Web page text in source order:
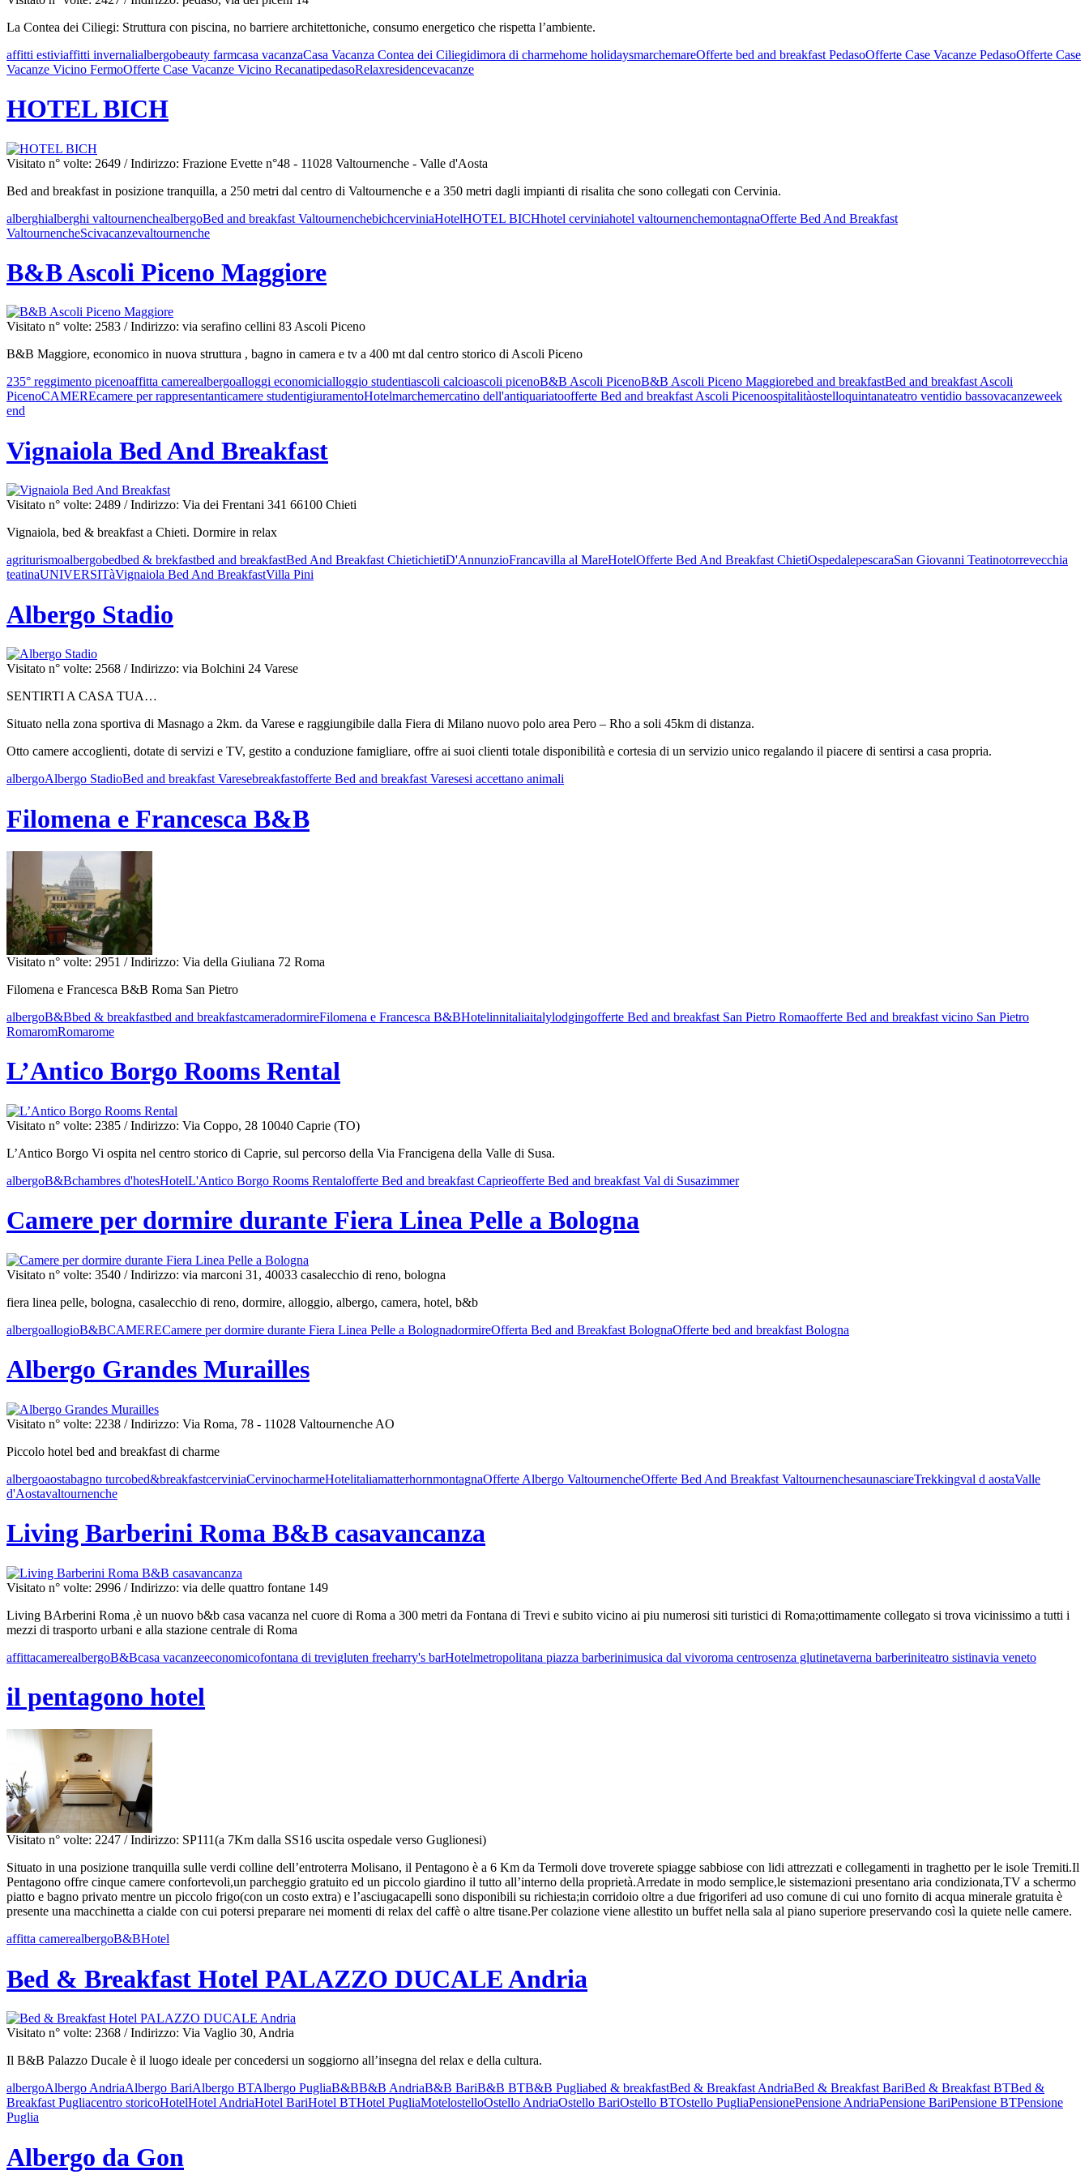
La Contea dei Ciliegi: Struttura con piscina, no barriere architettoniche, consumo energetico che rispetta l’ambiente.
affitti estiviaffitti invernalialbergobeauty farmcasa vacanzaCasa Vacanza Contea dei Ciliegidimora di charmehome holidaysmarchemareOfferte bed and breakfast PedasoOfferte Case Vacanze PedasoOfferte Case
Vacanze Vicino FermoOfferte Case Vacanze Vicino RecanatipedasoRelaxresidencevacanze
HOTEL BICH
Visitato n° volte: 2649 / Indirizzo: Frazione Evette n°48 - 11028 Valtournenche - Valle d'Aosta
Bed and breakfast in posizione tranquilla, a 250 metri dal centro di Valtournenche e a 350 metri dagli impianti di risalita che sono collegati con Cervinia.
alberghialberghi valtournenchealbergoBed and breakfast ValtournenchebichcerviniaHotelHOTEL BICHhotel cerviniahotel valtournenchemontagnaOfferte Bed And Breakfast
ValtournencheScivacanzevaltournenche
B&B Ascoli Piceno Maggiore
Visitato n° volte: 2583 / Indirizzo: via serafino cellini 83 Ascoli Piceno
B&B Maggiore, economico in nuova struttura , bagno in camera e tv a 400 mt dal centro storico di Ascoli Piceno
235° reggimento picenoaffitta camerealbergoalloggi economicialloggio studentiascoli calcioascoli picenoB&B Ascoli PicenoB&B Ascoli Piceno Maggiorebed and breakfastBed and breakfast Ascoli
PicenoCAMEREcamere per rappresentanticamere studentigiuramentoHotelmarchemercatino dell'antiquariatoofferte Bed and breakfast Ascoli Picenoospitalitàostelloquintanateatro ventidio bassovacanzeweek
end
Vignaiola Bed And Breakfast
Visitato n° volte: 2489 / Indirizzo: Via dei Frentani 341 66100 Chieti
Vignaiola, bed & breakfast a Chieti. Dormire in relax
agriturismoalbergobedbed & brekfastbed and breakfastBed And Breakfast ChietichietiD'AnnunzioFrancavilla al MareHotelOfferte Bed And Breakfast ChietiOspedalepescaraSan Giovanni Teatinotorrevecchia
teatinaUNIVERSITàVignaiola Bed And BreakfastVilla Pini
Albergo Stadio
Visitato n° volte: 2568 / Indirizzo: via Bolchini 24 Varese
SENTIRTI A CASA TUA…
Situato nella zona sportiva di Masnago a 2km. da Varese e raggiungibile dalla Fiera di Milano nuovo polo area Pero – Rho a soli 45km di distanza.
Otto camere accoglienti, dotate di servizi e TV, gestito a conduzione famigliare, offre ai suoi clienti totale disponibilità e cortesia di un servizio unico regalando il piacere di sentirsi a casa propria.
albergoAlbergo StadioBed and breakfast Varesebreakfastofferte Bed and breakfast Varesesi accettano animali
Filomena e Francesca B&B
Visitato n° volte: 2951 / Indirizzo: Via della Giuliana 72 Roma
Filomena e Francesca B&B Roma San Pietro
albergoB&Bbed & breakfastbed and breakfastcameradormireFilomena e Francesca B&BHotelinnitaliaitalylodgingofferte Bed and breakfast San Pietro Romaofferte Bed and breakfast vicino San Pietro
RomaromRomarome
L’Antico Borgo Rooms Rental
Visitato n° volte: 2385 / Indirizzo: Via Coppo, 28 10040 Caprie (TO)
L’Antico Borgo Vi ospita nel centro storico di Caprie, sul percorso della Via Francigena della Valle di Susa.
albergoB&Bchambres d'hotesHotelL'Antico Borgo Rooms Rentalofferte Bed and breakfast Caprieofferte Bed and breakfast Val di Susazimmer
Camere per dormire durante Fiera Linea Pelle a Bologna
Visitato n° volte: 3540 / Indirizzo: via marconi 31, 40033 casalecchio di reno, bologna
fiera linea pelle, bologna, casalecchio di reno, dormire, alloggio, albergo, camera, hotel, b&b
albergoallogioB&BCAMERECamere per dormire durante Fiera Linea Pelle a BolognadormireOfferta Bed and Breakfast BolognaOfferte bed and breakfast Bologna
Albergo Grandes Murailles
Visitato n° volte: 2238 / Indirizzo: Via Roma, 78 - 11028 Valtournenche AO
Piccolo hotel bed and breakfast di charme
albergoaostabagno turcobed&breakfastcerviniaCervinocharmeHotelitaliamatterhornmontagnaOfferte Albergo ValtournencheOfferte Bed And Breakfast ValtournenchesaunasciareTrekkingval d aostaValle
d'Aostavaltournenche
Living Barberini Roma B&B casavancanza
Visitato n° volte: 2996 / Indirizzo: via delle quattro fontane 149
Living BArberini Roma ,è un nuovo b&b casa vacanza nel cuore di Roma a 300 metri da Fontana di Trevi e subito vicino ai piu numerosi siti turistici di Roma;ottimamente collegato si trova vicinissimo a tutti i
mezzi di trasporto urbani e alla stazione centrale di Roma
affittacamerealbergoB&Bcasa vacanzeeconomicofontana di trevigluten freeharry's barHotelmetropolitana piazza barberinimusica dal vivoroma centrosenza glutinetaverna barberiniteatro sistinavia veneto
il pentagono hotel
Visitato n° volte: 2247 / Indirizzo: SP111(a 7Km dalla SS16 uscita ospedale verso Guglionesi)
Situato in una posizione tranquilla sulle verdi colline dell’entroterra Molisano, il Pentagono è a 6 Km da Termoli dove troverete spiagge sabbiose con lidi attrezzati e collegamenti in traghetto per le isole Tremiti.Il
Pentagono offre cinque camere confortevoli,un parcheggio gratuito ed un piccolo giardino il tutto all’interno della proprietà.Arredate in modo semplice,le sistemazioni presentano aria condizionata,TV a schermo
piatto e bagno privato mentre un piccolo frigo(con un costo extra) e l’asciugacapelli sono disponibili su richiesta;in corridoio oltre a due frigoriferi ad uso comune di cui uno fornito di acqua minerale gratuita è
presente una macchinetta a cialde con cui potersi preparare nei momenti di relax del caffè o altre tisane.Per colazione viene allestito un buffet nella sala al piano superiore preservando così la quiete nelle camere.
affitta camerealbergoB&BHotel
Bed & Breakfast Hotel PALAZZO DUCALE Andria
Visitato n° volte: 2368 / Indirizzo: Via Vaglio 30, Andria
Il B&B Palazzo Ducale è il luogo ideale per concedersi un soggiorno all’insegna del relax e della cultura.
albergoAlbergo AndriaAlbergo BariAlbergo BTAlbergo PugliaB&BB&B AndriaB&B BariB&B BTB&B Pugliabed & breakfastBed & Breakfast AndriaBed & Breakfast BariBed & Breakfast BTBed &
Breakfast Pugliacentro storicoHotelHotel AndriaHotel BariHotel BTHotel PugliaMotelostelloOstello AndriaOstello BariOstello BTOstello PugliaPensionePensione AndriaPensione BariPensione BTPensione
Puglia
Albergo da Gon